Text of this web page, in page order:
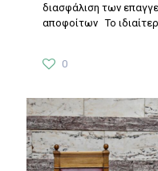
διασφάλιση των
αποφοίτων Το
0